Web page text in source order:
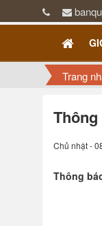
Trang
Chủ nhật -
Thông